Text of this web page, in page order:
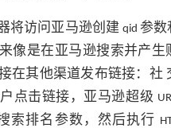
将访问亚马逊创建 qid 参数
像是在亚马逊搜索并产生
在其他渠道发布链接：社
点击链接，亚马逊超级
索排名参数，然后执行